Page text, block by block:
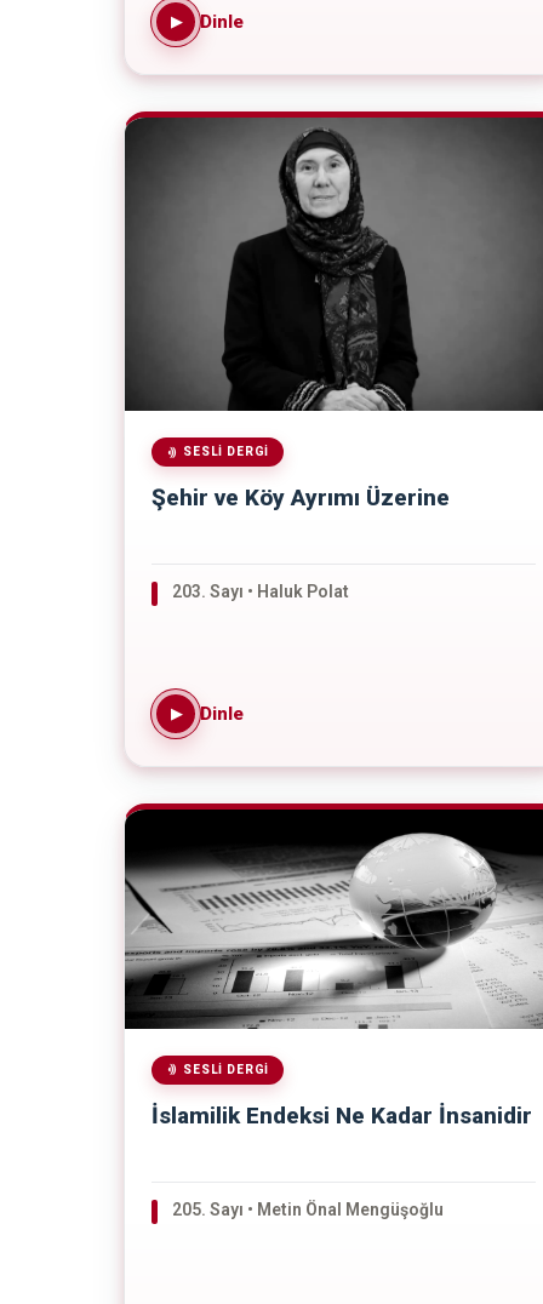
▶ Dinle
SESLI DERGI
Şehir ve Köy Ayrımı Üzerine
203. Sayı • Haluk Polat
▶ Dinle
SESLI DERGI
İslamilik Endeksi Ne Kadar İnsanidir
205. Sayı • Metin Önal Mengüşoğlu